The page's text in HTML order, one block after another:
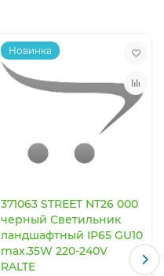
Новинка
371063 STREET NT26 000
черный Светильник
ландшафтный IP65 GU10
max.35W 220-240V
RALTE